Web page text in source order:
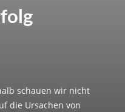
schauen wir nicht
die Ursachen von